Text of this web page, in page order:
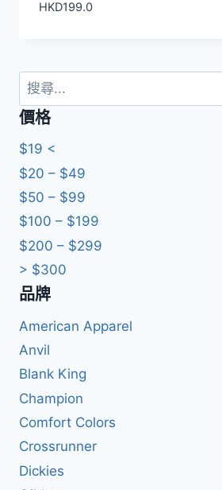
HKD199.0
搜
尋
關
鍵
字:
價格
$19 <
$20 – $49
$50 – $99
$100 – $199
$200 – $299
> $300
品牌
American Apparel
Anvil
Blank King
Champion
Comfort Colors
Crossrunner
Dickies